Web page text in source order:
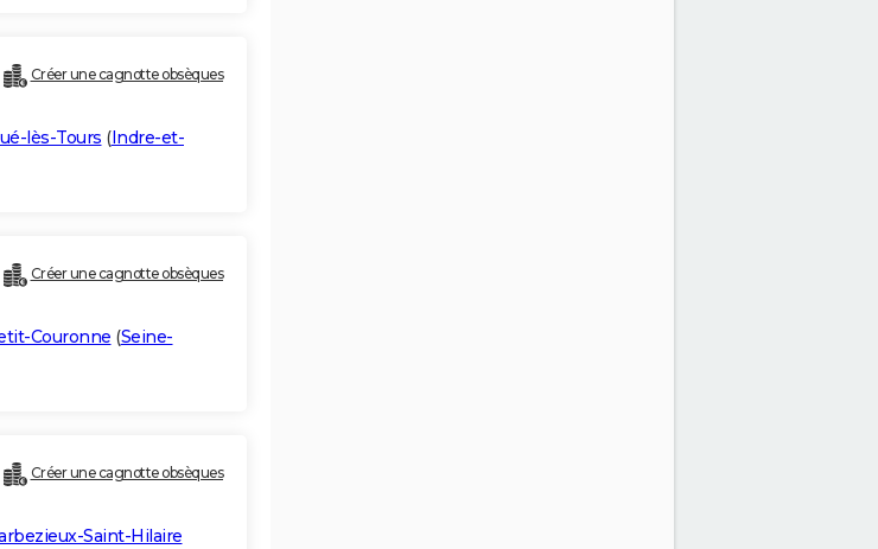
Créer une cagnotte obsèques
lès-Tours (Indre-et-
Créer une cagnotte obsèques
Couronne (Seine-
Créer une cagnotte obsèques
Saint-Hilaire